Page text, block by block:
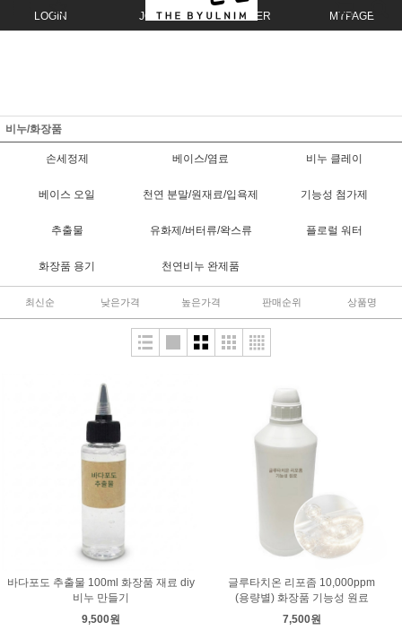
LOGIN JOIN ORDER MYPAGE
비누/화장품
손세정제 베이스/염료 비누 클레이
베이스 오일 천연 분말/원재료/입욕제 기능성 첨가제
추출물 유화제/버터류/왁스류 플로럴 워터
화장품 용기 천연비누 완제품
최신순 낮은가격 높은가격 판매순위 상품명
바다포도 추출물 100ml 화장품 재료 diy
비누 만들기
9,500원
글루타치온 리포좀 10,000ppm
(용량별) 화장품 기능성 원료
7,500원